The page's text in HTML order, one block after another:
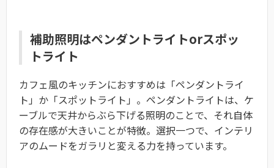
補助照明はペンダントライトorスポッ
トライト
カフェ風のキッチンにおすすめは「ペンダントライ
ト」か「スポットライト」。ペンダントライトは、ケ
ーブルで天井からぶら下げる照明のことで、それ自体
の存在感が大きいことが特徴。選択一つで、インテリ
アのムードをガラリと変える力を持っています。